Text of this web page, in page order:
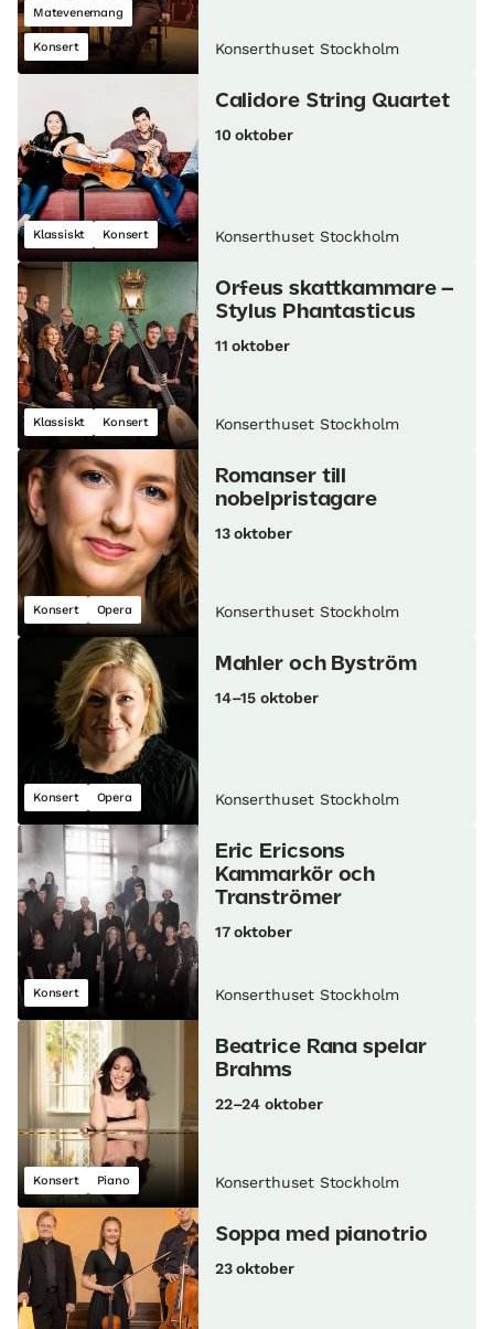
Matevenemang
Konsert Konserthuset Stockholm
Klassiskt Konsert
Calidore String Quartet
10 oktober
Konserthuset Stockholm
Klassiskt Konsert
Orfeus skattkammare –
Stylus Phantasticus
11 oktober
Konserthuset Stockholm
Konsert Opera
Romanser till
nobelpristagare
13 oktober
Konserthuset Stockholm
Konsert Opera
Mahler och Byström
14–15 oktober
Konserthuset Stockholm
Konsert
Eric Ericsons
Kammarkör och
Tranströmer
17 oktober
Konserthuset Stockholm
Konsert Piano
Beatrice Rana spelar
Brahms
22–24 oktober
Konserthuset Stockholm
Soppa med pianotrio
23 oktober